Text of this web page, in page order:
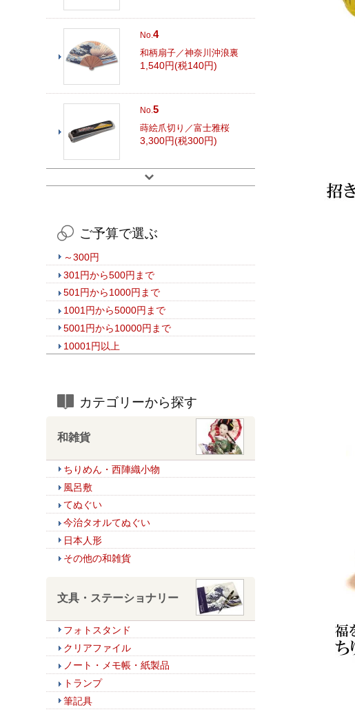
No.4
和柄扇子／神奈川沖浪裏
1,540円(税140円)
No.5
蒔絵爪切り／富士雅桜
3,300円(税300円)
ご予算で選ぶ
～300円
301円から500円まで
501円から1000円まで
1001円から5000円まで
5001円から10000円まで
10001円以上
カテゴリーから探す
和雑貨
ちりめん・西陣織小物
風呂敷
てぬぐい
今治タオルてぬぐい
日本人形
その他の和雑貨
文具・ステーショナリー
フォトスタンド
クリアファイル
ノート・メモ帳・紙製品
トランプ
筆記具